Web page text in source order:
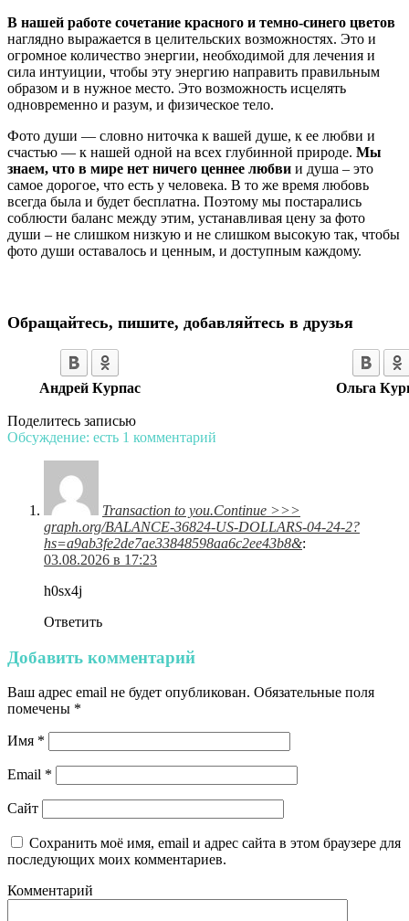
В нашей работе сочетание красного и темно-синего цветов
наглядно выражается в целительских возможностях. Это и
огромное количество энергии, необходимой для лечения и
сила интуиции, чтобы эту энергию направить правильным
образом и в нужное место. Это возможность исцелять
одновременно и разум, и физическое тело.
Фото души — словно ниточка к вашей душе, к ее любви и
счастью — к нашей одной на всех глубинной природе. Мы
знаем, что в мире нет ничего ценнее любви и душа – это
самое дорогое, что есть у человека. В то же время любовь
всегда была и будет бесплатна. Поэтому мы постарались
соблюсти баланс между этим, устанавливая цену за фото
души – не слишком низкую и не слишком высокую так, чтобы
фото души оставалось и ценным, и доступным каждому.
Обращайтесь, пишите, добавляйтесь в друзья
Андрей Курпас Ольга
Поделитесь записью
Обсуждение: есть 1 комментарий
Transaction to you.Continue >>>
graph.org/BALANCE-36824-US-DOLLARS-04-24-2?
hs=a9ab3fe2de7ae33848598aa6c2ee43b8&:
03.08.2026 в 17:23
h0sx4j
Ответить
Добавить комментарий
Ваш адрес email не будет опубликован. Обязательные поля
помечены *
Имя *
Email *
Сайт
Сохранить моё имя, email и адрес сайта в этом браузере для
последующих моих комментариев.
Комментарий